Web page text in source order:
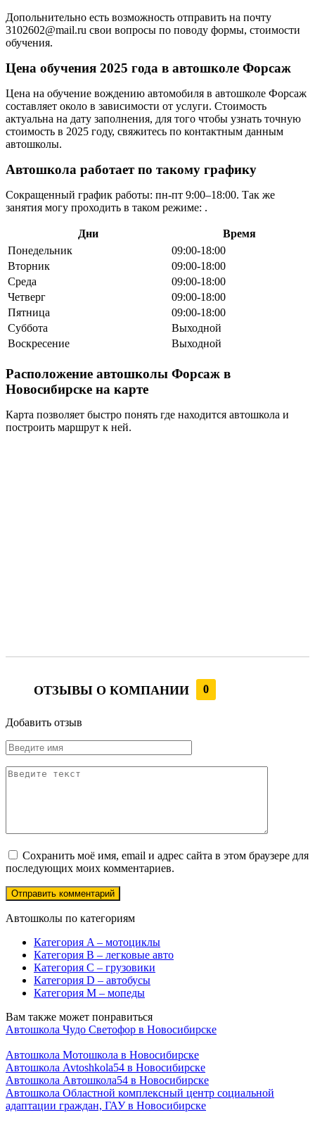
Допольнительно есть возможность отправить на почту
3102602@mail.ru свои вопросы по поводу формы, стоимости
обучения.
Цена обучения 2025 года в автошколе Форсаж
Цена на обучение вождению автомобиля в автошколе Форсаж
составляет около в зависимости от услуги. Стоимость
актуальна на дату заполнения, для того чтобы узнать точную
стоимость в 2025 году, свяжитесь по контактным данным
автошколы.
Автошкола работает по такому графику
Сокращенный график работы: пн-пт 9:00–18:00. Так же
занятия могу проходить в таком режиме: .
Дни
Время
Понедельник
09:00-18:00
Вторник
09:00-18:00
Среда
09:00-18:00
Четверг
09:00-18:00
Пятница
09:00-18:00
Суббота
Выходной
Воскресение
Выходной
Расположение автошколы Форсаж в
Новосибирске на карте
Карта позволяет быстро понять где находится автошкола и
построить маршрут к ней.
ОТЗЫВЫ О КОМПАНИИ 0
Добавить отзыв
Сохранить моё имя, email и адрес сайта в этом браузере для
последующих моих комментариев.
Автошколы по категориям
Категория A – мотоциклы
Категория B – легковые авто
Категория C – грузовики
Категория D – автобусы
Категория M – мопеды
Вам также может понравиться
Автошкола Чудо Светофор в Новосибирске
Автошкола Мотошкола в Новосибирске
Автошкола Avtoshkola54 в Новосибирске
Автошкола Автошкола54 в Новосибирске
Автошкола Областной комплексный центр социальной
адаптации граждан, ГАУ в Новосибирске